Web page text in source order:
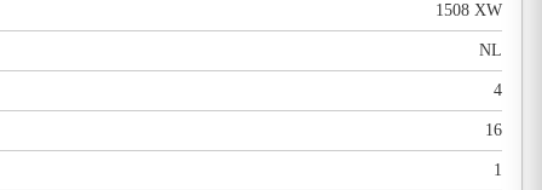
1508 XW
NL
4
16
1